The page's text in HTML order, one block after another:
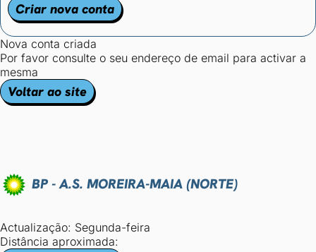
Criar nova conta
Nova conta criada
Por favor consulte o seu endereço de email para activar a
mesma
Voltar ao site
BP - A.S. MOREIRA-MAIA (NORTE)
Actualização: Segunda-feira
Distância aproximada: